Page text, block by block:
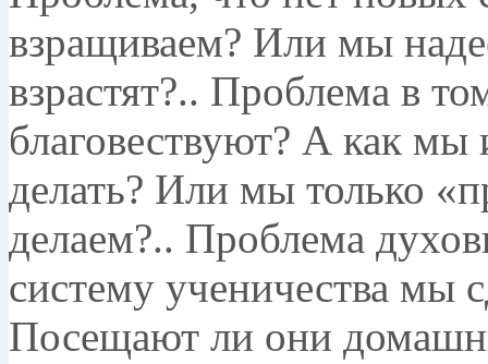
взращиваем? Или мы
взрастят?.. Проблема в
благовествуют? А как мы
делать? Или мы только
делаем?.. Проблема
систему ученичества мы
Посещают ли они